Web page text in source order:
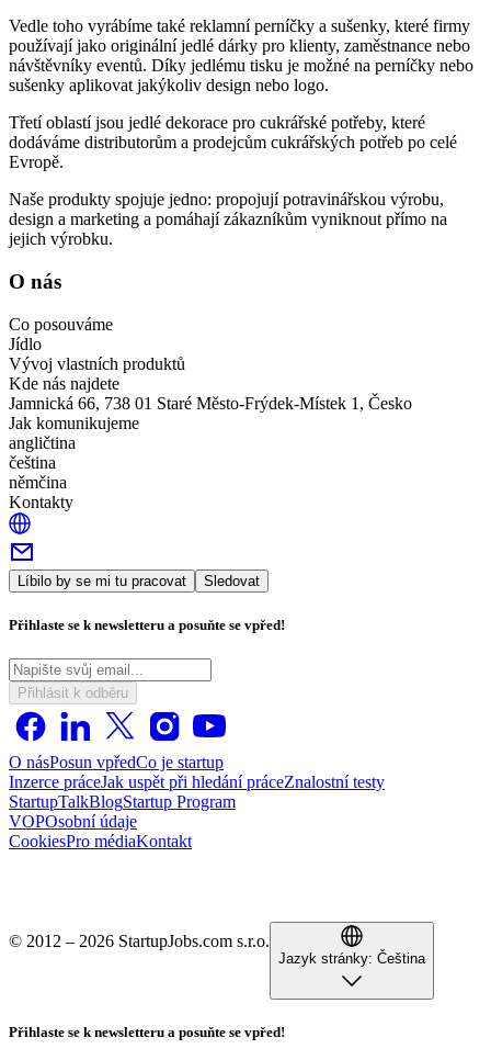
Vedle toho vyrábíme také reklamní perníčky a sušenky, které firmy
používají jako originální jedlé dárky pro klienty, zaměstnance nebo
návštěvníky eventů. Díky jedlému tisku je možné na perníčky nebo
sušenky aplikovat jakýkoliv design nebo logo.
Třetí oblastí jsou jedlé dekorace pro cukrářské potřeby, které
dodáváme distributorům a prodejcům cukrářských potřeb po celé
Evropě.
Naše produkty spojuje jedno: propojují potravinářskou výrobu,
design a marketing a pomáhají zákazníkům vyniknout přímo na
jejich výrobku.
O nás
Co posouváme
Jídlo
Vývoj vlastních produktů
Kde nás najdete
Jamnická 66, 738 01 Staré Město-Frýdek-Místek 1, Česko
Jak komunikujeme
angličtina
čeština
němčina
Kontakty
Líbilo by se mi tu pracovat Sledovat
Přihlaste se k newsletteru a posuňte se vpřed!
Přihlásit k odběru
O násPosun vpředCo je startup
Inzerce práceJak uspět při hledání práceZnalostní testy
StartupTalkBlogStartup Program
VOPOsobní údaje
CookiesPro médiaKontakt
© 2012 – 2026 StartupJobs.com s.r.o.
Jazyk stránky: Čeština
Přihlaste se k newsletteru a posuňte se vpřed!